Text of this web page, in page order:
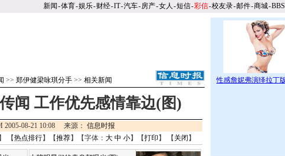
新闻-体育-娱乐-财经-IT-汽车-房产-女人 -短信-彩信-校友录-邮件-商城-BBS
>> 郑伊健梁咏琪分手 >> 相关新闻
闻 工作优先感情靠边(图)
2005-08-21 10:08 来源： 信息时报
】 【热点排行】【推荐】【字体： 大 中 小】【打印 】 【 关闭 】